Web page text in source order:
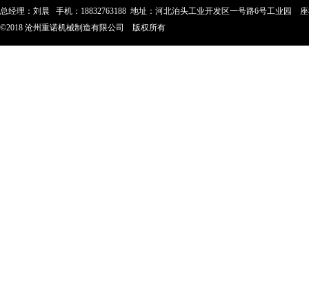
总经理：刘晨 手机：18832763188 地址：河北泊头工业开发区一号路6号工业园
©2018 沧州重诺机械制造有限公司 版权所有